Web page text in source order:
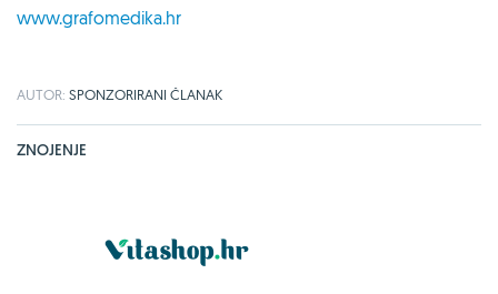
www.grafomedika.hr
AUTOR: SPONZORIRANI ČLANAK
ZNOJENJE